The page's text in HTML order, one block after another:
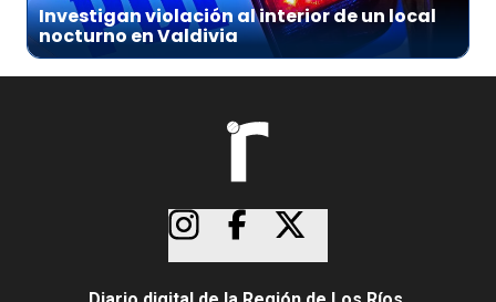
Investigan violación al interior de un local
nocturno en Valdivia